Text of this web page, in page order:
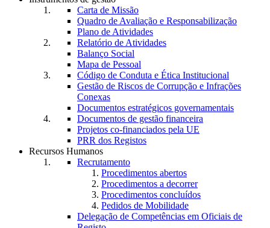
Carta de Missão
Quadro de Avaliação e Responsabilização
Plano de Atividades
Relatório de Atividades
Balanço Social
Mapa de Pessoal
Código de Conduta e Ética Institucional
Gestão de Riscos de Corrupção e Infrações
Conexas
Documentos estratégicos governamentais
Documentos de gestão financeira
Projetos co-financiados pela UE
PRR dos Registos
Recursos Humanos
Recrutamento
Procedimentos abertos
Procedimentos a decorrer
Procedimentos concluídos
Pedidos de Mobilidade
Delegação de Competências em Oficiais de